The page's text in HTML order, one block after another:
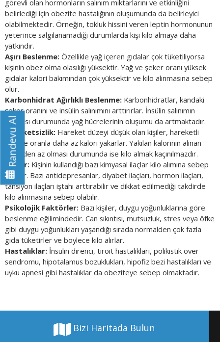
görevli olan hormonların salınım miktarlarını ve etkinliğini
belirlediği için obezite hastalığının oluşumunda da belirleyici
olabilmektedir. Örneğin, tokluk hissini veren leptin hormonunun
yeterince salgılanamadığı durumlarda kişi kilo almaya daha
yatkındır.
Aşırı Beslenme: Özellikle yağ içeren gıdalar çok tüketiliyorsa
kişinin obez olma olasılığı yüksektir. Yağ ve şeker oranı yüksek
gıdalar kalori bakımından çok yüksektir ve kilo alınmasına sebep
olur.
Karbonhidrat Ağırlıklı Beslenme: Karbonhidratlar, kandaki
şeker oranını ve insülin salınımını arttırırlar. İnsülin salınımın
artması durumunda yağ hücrelerinin oluşumu da artmaktadır.
Hareketsizlik: Hareket düzeyi düşük olan kişiler, hareketli
kişilere oranla daha az kalori yakarlar. Yakılan kalorinin alınan
kaloriden az olması durumunda ise kilo almak kaçınılmazdır.
İlaçlar: Kişinin kullandığı bazı kimyasal ilaçlar kilo alımına sebep
olabilir. Bazı antidepresanlar, diyabet ilaçları, hormon ilaçları,
tansiyon ilaçları iştahı arttırabilir ve dikkat edilmediği takdirde
kilo alınmasına sebep olabilir.
Psikolojik Faktörler: Bazı kişiler, duygu yoğunluklarına göre
beslenme eğilimindedir. Can sıkıntısı, mutsuzluk, stres veya öfke
gibi duygu yoğunlukları yaşandığı sırada normalden çok fazla
gıda tüketirler ve böylece kilo alırlar.
Hastalıklar: İnsülin direnci, tiroit hastalıkları, polikistik over
sendromu, hipotalamus bozuklukları, hipofiz bezi hastalıkları ve
uyku apnesi gibi hastalıklar da obeziteye sebep olmaktadır.
Bizi Haritada Bulun
Randevu Al